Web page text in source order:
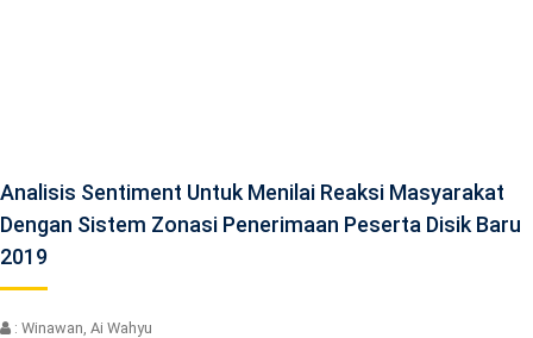
Analisis Sentiment Untuk Menilai Reaksi Masyarakat
Dengan Sistem Zonasi Penerimaan Peserta Disik Baru
2019
: Winawan, Ai Wahyu